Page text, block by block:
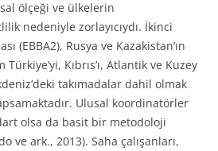
ölçeği ve ülkelerin
nedeniyle zorlayıcıydı. İkinci
(EBBA2), Rusya ve Kazakistan’ın
Kıbrıs’ı, Atlantik ve Kuzey
takımadalar dahil olmak
Ulusal koordinatörler
olsa da basit bir metodoloji
ve ark., 2013). Saha çalışanları,